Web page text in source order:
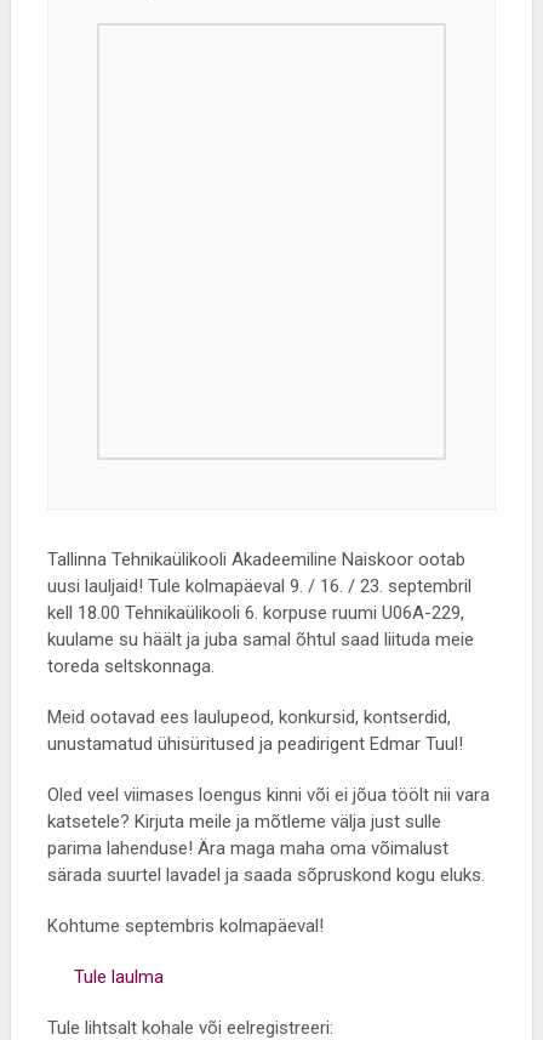
Tallinna Tehnikaülikooli Akadeemiline Naiskoor ootab
uusi lauljaid! Tule kolmapäeval 9. / 16. / 23. septembril
kell 18.00 Tehnikaülikooli 6. korpuse ruumi U06A-229,
kuulame su häält ja juba samal õhtul saad liituda meie
toreda seltskonnaga.
Meid ootavad ees laulupeod, konkursid, kontserdid,
unustamatud ühisüritused ja peadirigent Edmar Tuul!
Oled veel viimases loengus kinni või ei jõua töölt nii vara
katsetele? Kirjuta meile ja mõtleme välja just sulle
parima lahenduse! Ära maga maha oma võimalust
särada suurtel lavadel ja saada sõpruskond kogu eluks.
Kohtume septembris kolmapäeval!
Tule laulma
Tule lihtsalt kohale või eelregistreeri: